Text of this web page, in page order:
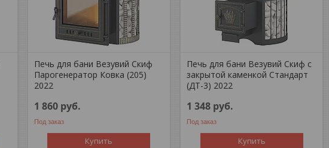
Печь для бани Везувий Скиф
Парогенератор Ковка (205)
2022
1 860 руб.
Под заказ
Купить
Печь для бани Везувий Скиф с
закрытой каменкой Стандарт
(ДТ-3) 2022
1 348 руб.
Под заказ
Купить